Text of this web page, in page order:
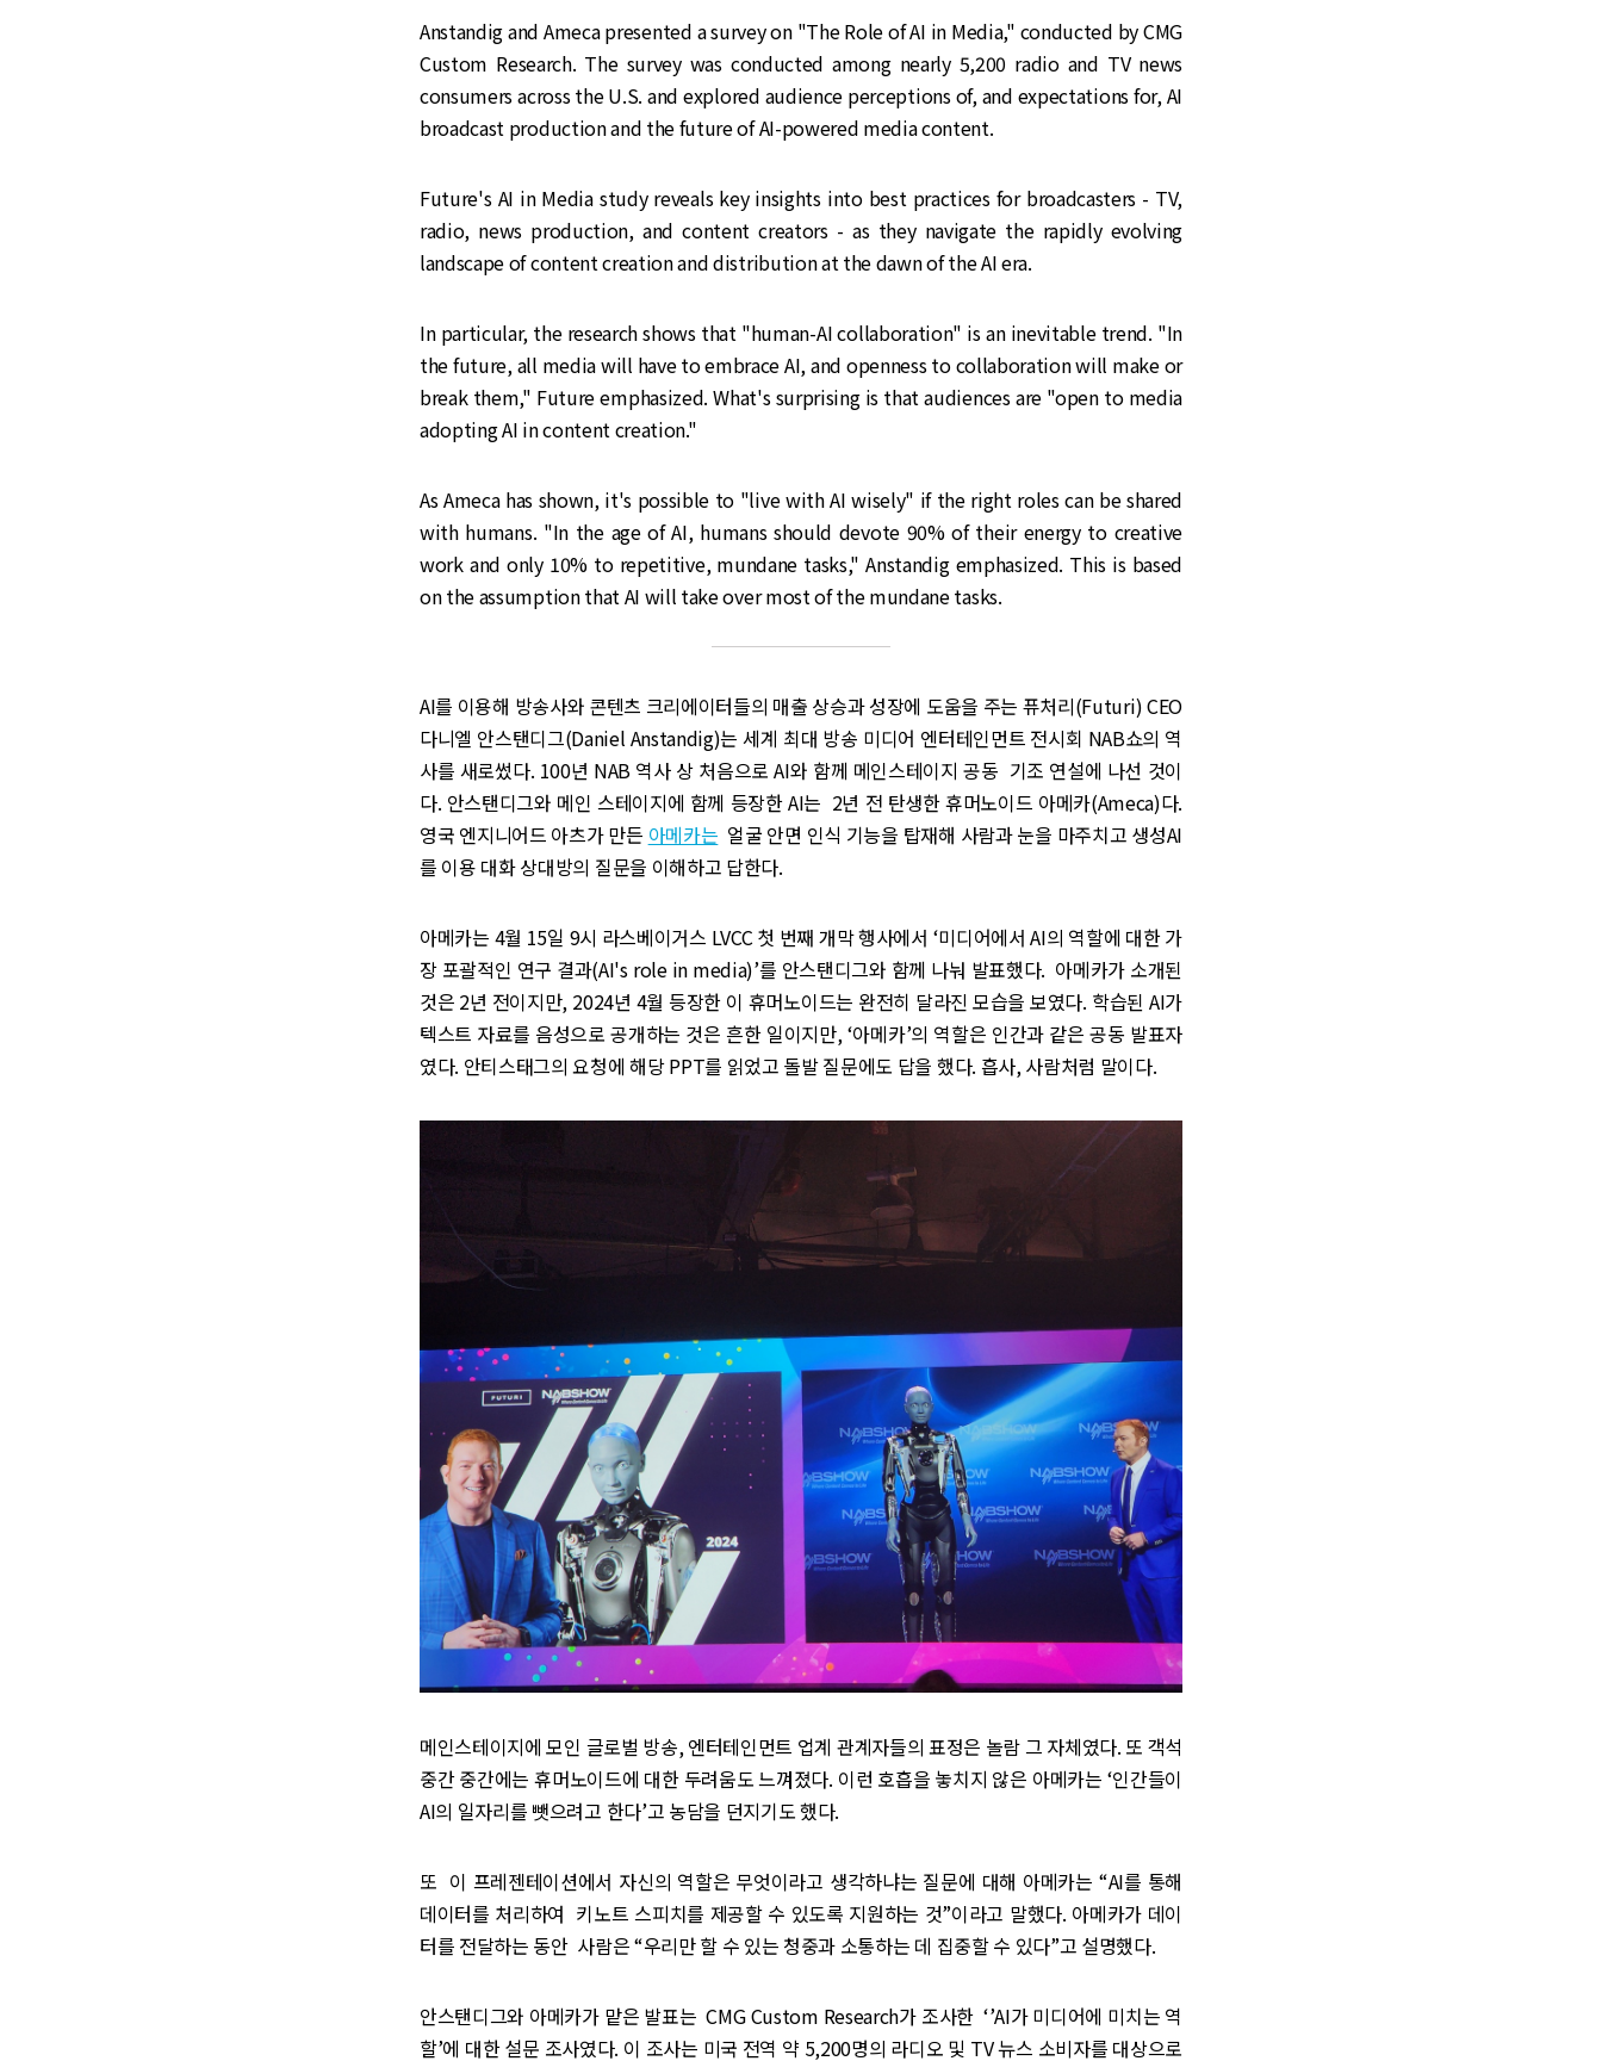
Anstandig and Ameca presented a survey on "The Role of AI in Media," conducted by CMG
Custom Research. The survey was conducted among nearly 5,200 radio and TV news
consumers across the U.S. and explored audience perceptions of, and expectations for, AI
broadcast production and the future of AI-powered media content.
Future's AI in Media study reveals key insights into best practices for broadcasters - TV,
radio, news production, and content creators - as they navigate the rapidly evolving
landscape of content creation and distribution at the dawn of the AI era.
In particular, the research shows that "human-AI collaboration" is an inevitable trend. "In
the future, all media will have to embrace AI, and openness to collaboration will make or
break them," Future emphasized. What's surprising is that audiences are "open to media
adopting AI in content creation."
As Ameca has shown, it's possible to "live with AI wisely" if the right roles can be shared
with humans. "In the age of AI, humans should devote 90% of their energy to creative
work and only 10% to repetitive, mundane tasks," Anstandig emphasized. This is based
on the assumption that AI will take over most of the mundane tasks.
AI를 이용해 방송사와 콘텐츠 크리에이터들의 매출 상승과 성장에 도움을 주는 퓨처리(Futuri) CEO
다니엘 안스탠디그(Daniel Anstandig)는 세계 최대 방송 미디어 엔터테인먼트 전시회 NAB쇼의 역
사를 새로썼다. 100년 NAB 역사 상 처음으로 AI와 함께 메인스테이지 공동 기조 연설에 나선 것이
다. 안스탠디그와 메인 스테이지에 함께 등장한 AI는 2년 전 탄생한 휴머노이드 아메카(Ameca)다.
영국 엔지니어드 아츠가 만든 아메카는 얼굴 안면 인식 기능을 탑재해 사람과 눈을 마주치고 생성AI
를 이용 대화 상대방의 질문을 이해하고 답한다.
아메카는 4월 15일 9시 라스베이거스 LVCC 첫 번째 개막 행사에서 ‘미디어에서 AI의 역할에 대한 가
장 포괄적인 연구 결과(AI's role in media)’를 안스탠디그와 함께 나눠 발표했다. 아메카가 소개된
것은 2년 전이지만, 2024년 4월 등장한 이 휴머노이드는 완전히 달라진 모습을 보였다. 학습된 AI가
텍스트 자료를 음성으로 공개하는 것은 흔한 일이지만, ‘아메카’의 역할은 인간과 같은 공동 발표자
였다. 안티스태그의 요청에 해당 PPT를 읽었고 돌발 질문에도 답을 했다. 흡사, 사람처럼 말이다.
메인스테이지에 모인 글로벌 방송, 엔터테인먼트 업계 관계자들의 표정은 놀람 그 자체였다. 또 객석
중간 중간에는 휴머노이드에 대한 두려움도 느껴졌다. 이런 호흡을 놓치지 않은 아메카는 ‘인간들이
AI의 일자리를 뺏으려고 한다’고 농담을 던지기도 했다.
또 이 프레젠테이션에서 자신의 역할은 무엇이라고 생각하냐는 질문에 대해 아메카는 “AI를 통해
데이터를 처리하여 키노트 스피치를 제공할 수 있도록 지원하는 것”이라고 말했다. 아메카가 데이
터를 전달하는 동안 사람은 “우리만 할 수 있는 청중과 소통하는 데 집중할 수 있다”고 설명했다.
안스탠디그와 아메카가 맡은 발표는 CMG Custom Research가 조사한 ‘’AI가 미디어에 미치는 역
할’에 대한 설문 조사였다. 이 조사는 미국 전역 약 5,200명의 라디오 및 TV 뉴스 소비자를 대상으로